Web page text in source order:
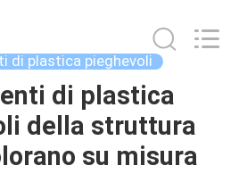
di plastica pieghevoli
di plastica
della struttura
su misura